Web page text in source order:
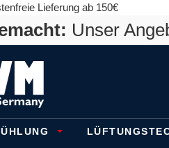
Lieferung ab 150€
Unser